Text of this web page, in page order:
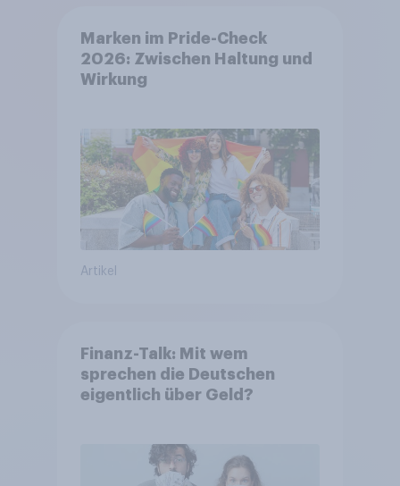
Marken im Pride-Check
2026: Zwischen Haltung und
Wirkung
Artikel
Finanz-Talk: Mit wem
sprechen die Deutschen
eigentlich über Geld?